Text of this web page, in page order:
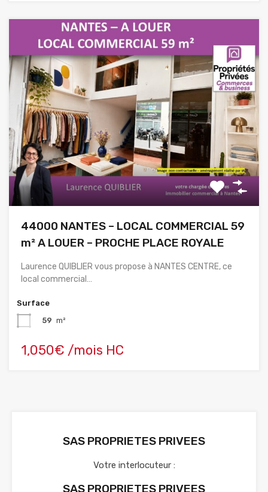
44000 NANTES – LOCAL COMMERCIAL 59
m² A LOUER – PROCHE PLACE ROYALE
Laurence QUIBLIER vous propose à NANTES CENTRE, ce
local commercial…
Surface
59 m²
1,050€ /mois HC
SAS PROPRIETES PRIVEES
Votre interlocuteur :
SAS PROPRIETES PRIVEES